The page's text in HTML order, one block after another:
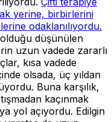
yerine, birbirlerini
odaklanılıyordu.
olduğu düşünülen
uzun vadede zararlı
kısa vadede
olsada, üç yıldan
Buna karşılık,
kaçınmak
yol açıyordu. Edilgin